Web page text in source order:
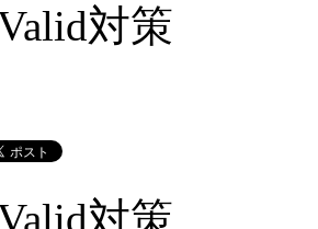
対策
対策